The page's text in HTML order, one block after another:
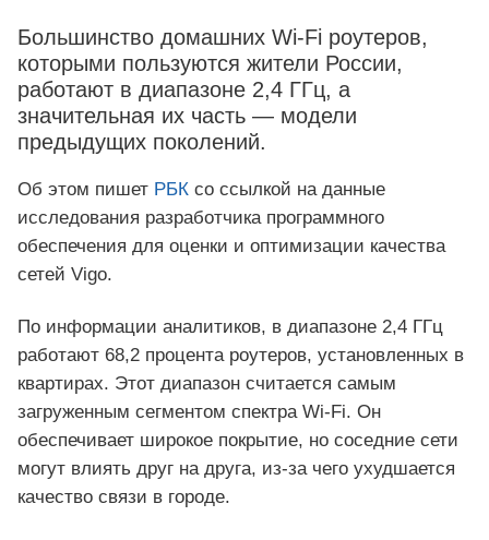
Большинство домашних Wi‑Fi роутеров,
которыми пользуются жители России,
работают в диапазоне 2,4 ГГц, а
значительная их часть — модели
предыдущих поколений.
Об этом пишет РБК со ссылкой на данные
исследования разработчика программного
обеспечения для оценки и оптимизации качества
сетей Vigo.
По информации аналитиков, в диапазоне 2,4 ГГц
работают 68,2 процента роутеров, установленных в
квартирах. Этот диапазон считается самым
загруженным сегментом спектра Wi‑Fi. Он
обеспечивает широкое покрытие, но соседние сети
могут влиять друг на друга, из‑за чего ухудшается
качество связи в городе.